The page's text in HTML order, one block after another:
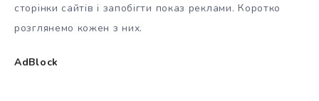
сторінки сайтів і запобігти показ реклами. Коротко
розглянемо кожен з них.
AdBlock